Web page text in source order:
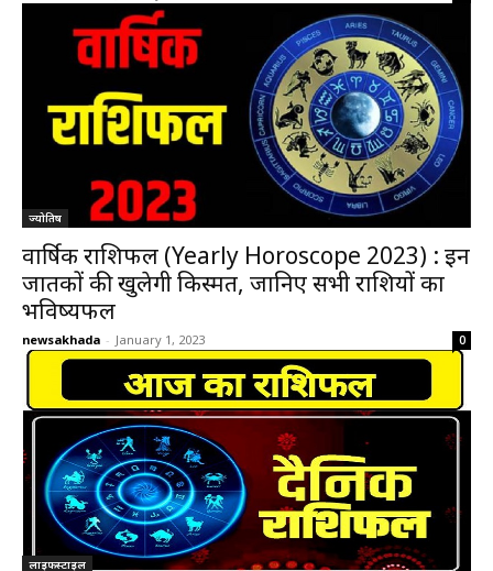
ज्योतिष
वार्षिक राशिफल (Yearly Horoscope 2023) : इन
जातकों की खुलेगी किस्मत, जानिए सभी राशियों का
भविष्यफल
newsakhada - January 1, 2023 0
लाइफस्टाइल